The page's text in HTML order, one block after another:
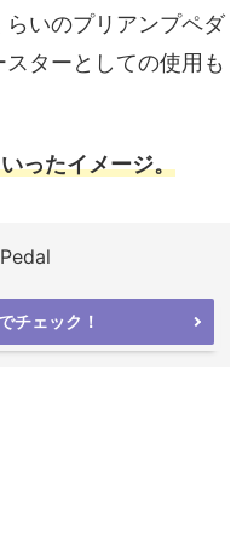
いのプリアンプペダ
ターとしての使用も
ったイメージ。
チェック！